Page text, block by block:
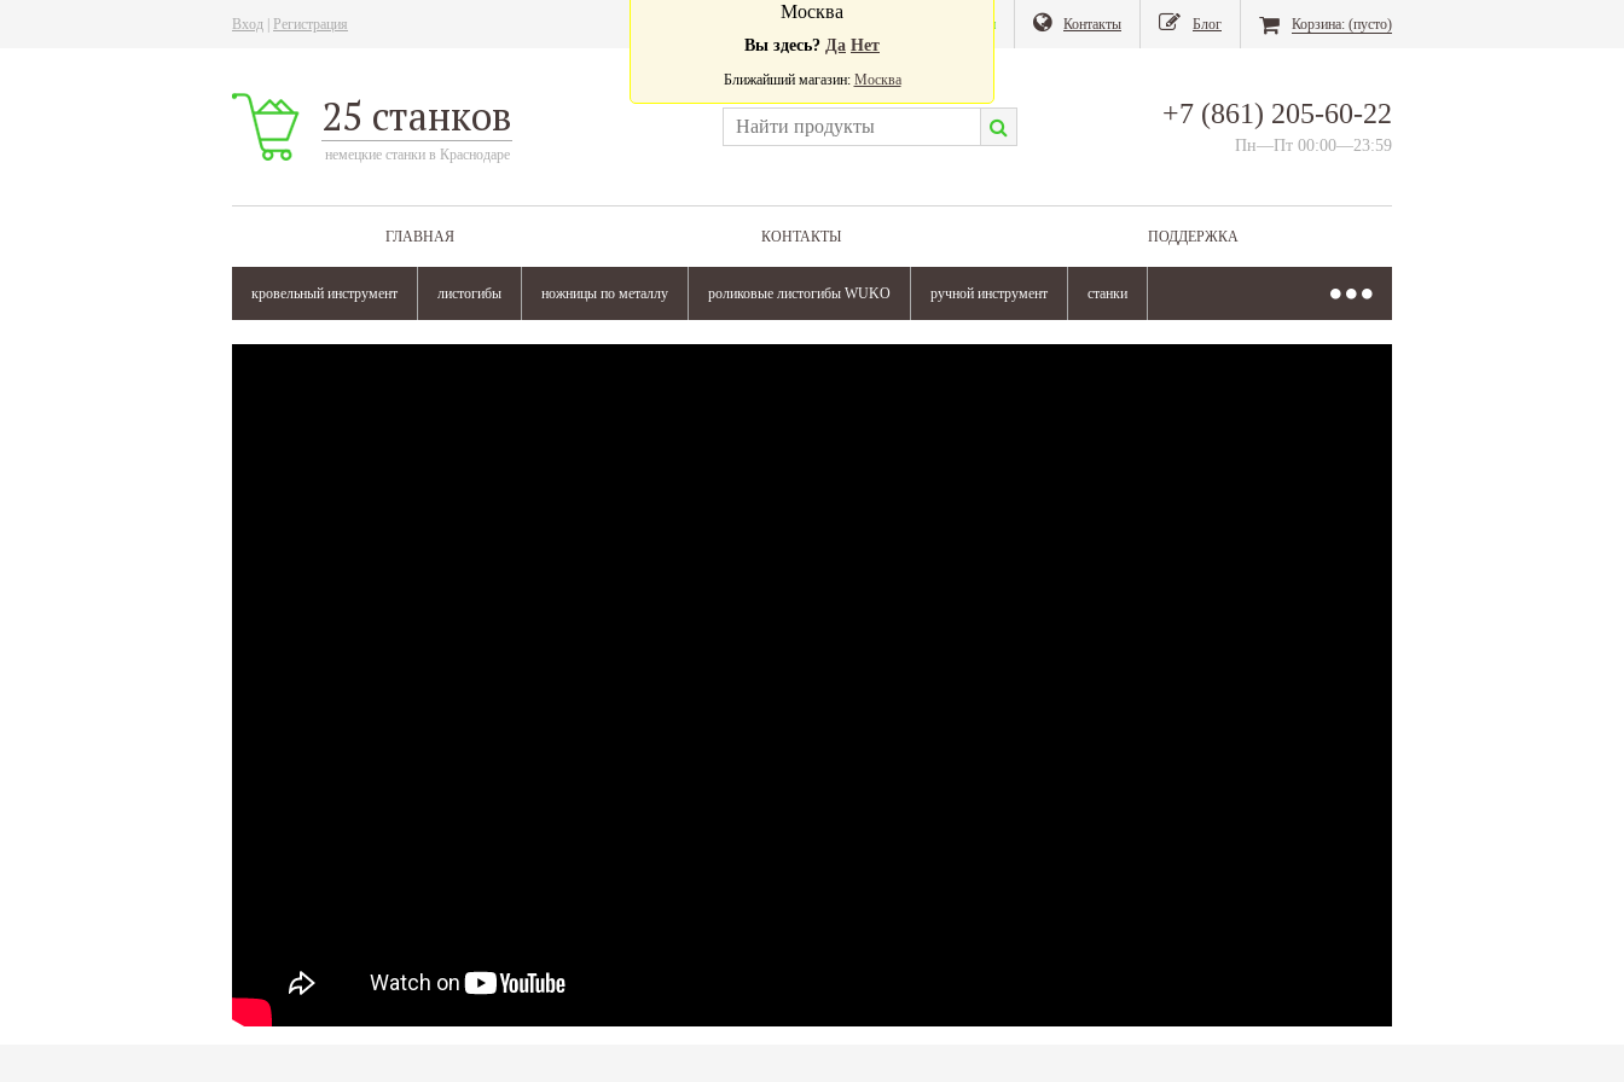
Вход Регистрация Магазин Контакты Блог Корзина: (пусто)
25 станков
немецкие станки в Краснодаре
+7 (861) 205-60-22
Пн—Пт 00:00—23:59
ГЛАВНАЯ КОНТАКТЫ ПОДДЕРЖКА
кровельный инструмент листогибы ножницы по металлу роликовые листогибы WUKO ручной инструмент станки
Москва
Вы здесь? Да Нет
Ближайший магазин: Москва